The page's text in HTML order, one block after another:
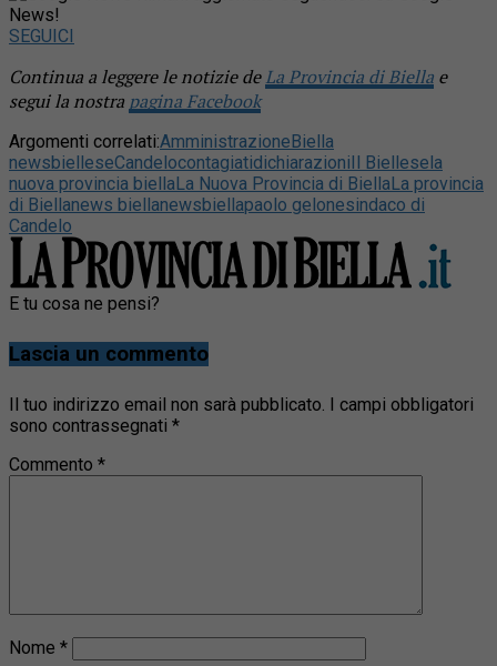
News!
SEGUICI
Continua a leggere le notizie deLa Provincia di Biella e
segui la nostra pagina Facebook
Argomenti correlati:Amministrazione Biella
newsbielleseCandelocontagiatidichiarazioni Il Biellese la
nuova provincia biellaLa Nuova Provincia di BiellaLa provincia
di Biellanews biellanewsbiellapaolo gelonesindaco di
Candelo
E tu cosa ne pensi?
Lascia un commento
Il tuo indirizzo email non sarà pubblicato.
I campi obbligatori
sono contrassegnati *
Commento *
Nome *